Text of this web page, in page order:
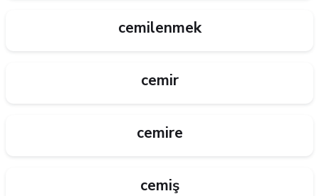
cemilenmek
cemir
cemire
cemiş